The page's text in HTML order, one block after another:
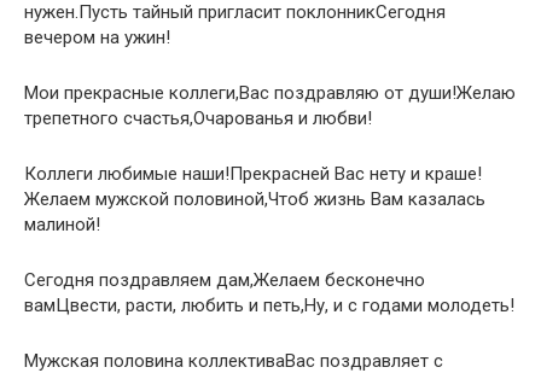
нужен.Пусть тайный пригласит поклонникСегодня
вечером на ужин!
Мои прекрасные коллеги,Вас поздравляю от души!Желаю
трепетного счастья,Очарованья и любви!
Коллеги любимые наши!Прекрасней Вас нету и краше!
Желаем мужской половиной,Чтоб жизнь Вам казалась
малиной!
Сегодня поздравляем дам,Желаем бесконечно
вамЦвести, расти, любить и петь,Ну, и с годами молодеть!
Мужская половина коллективаВас поздравляет с